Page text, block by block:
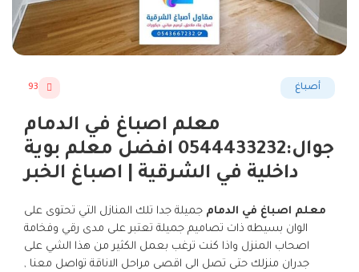
أصباغ 93
معلم اصباغ في الدمام
جوال:0544433232 افضل معلم بوية
داخلية في الشرقية | اصباغ الخبر
معلم اصباغ في الدمام جميلة جدا تلك المنازل التي تحتوى على
الوان بسيطه ذات تصاميم جميلة تعتبر على مدى رقي وفخامة
اصحاب المنزل واذا كنت ترغب بعمل الكثير من هذا الشي على
جدران منزلك حتى تصل الى اقصى مراحل الاناقة تواصل معنا ,